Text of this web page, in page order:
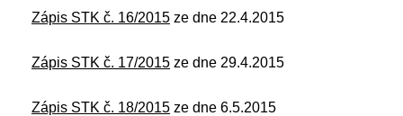
Zápis STK č. 16/2015 ze dne 22.4.2015
Zápis STK č. 17/2015 ze dne 29.4.2015
Zápis STK č. 18/2015 ze dne 6.5.2015